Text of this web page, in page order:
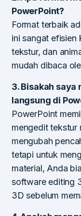
PowerPoint?
Format terbaik
ini sangat efisien
tekstur, dan
mudah dibaca
3. Bisakah saya
langsung di
PowerPoint
mengedit tekstur
mengubah
tetapi untuk
material, Anda
software editing
3D sebelum